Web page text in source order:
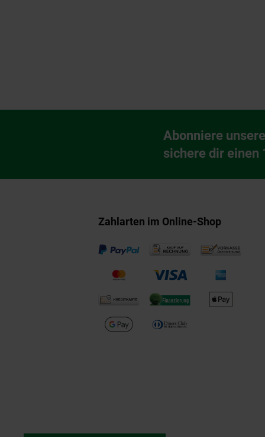
Newsletter
Abonniere
sichere dir einen
Zahlarten im Online-Shop